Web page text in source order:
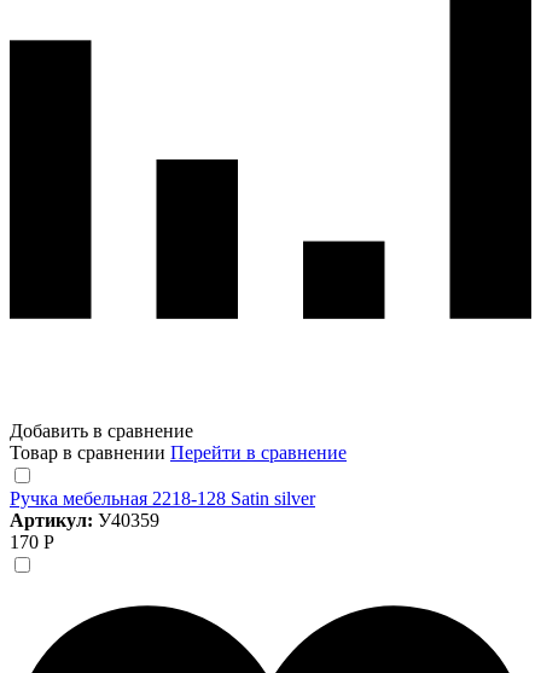
Добавить в сравнение
Товар в сравнении Перейти в сравнение
Ручка мебельная 2218-128 Satin silver
Артикул: У40359
170 Р